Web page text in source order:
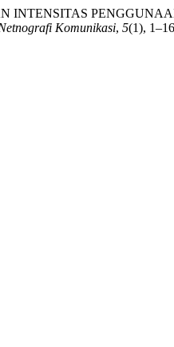
INTENSITAS
Komunikasi, 5(1),